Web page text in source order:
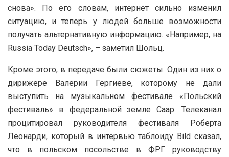
снова». По его словам, интернет сильно изменил
ситуацию, и теперь у людей больше возможности
получать альтернативную информацию. «Например, на
Russia Today Deutsch», – заметил Шольц.
Кроме этого, в передаче были сюжеты. Один из них о
дирижере Валерии Гергиеве, которому не дали
выступить на музыкальном фестивале «Польский
фестиваль» в федеральной земле Саар. Телеканал
процитировал руководителя фестиваля Роберта
Леонарди, который в интервью таблоиду Bild сказал,
что в польском посольстве в ФРГ руководству